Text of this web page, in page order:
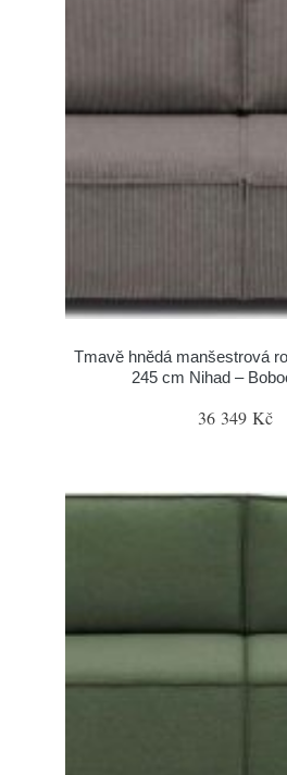
Tmavě hnědá manšestrová
245 cm Nihad –
36 349 Kč